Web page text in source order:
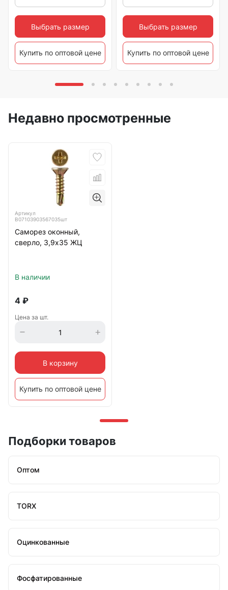
Выбрать размер
Купить по оптовой цене
Выбрать размер
Купить по оптовой цене
Недавно просмотренные
Артикул
B07103903567035шт
Саморез оконный,
сверло, 3,9х35 ЖЦ
В наличии
4 ₽
Цена за шт.
В корзину
Купить по оптовой цене
Подборки товаров
Оптом
TORX
Оцинкованные
Фосфатированные